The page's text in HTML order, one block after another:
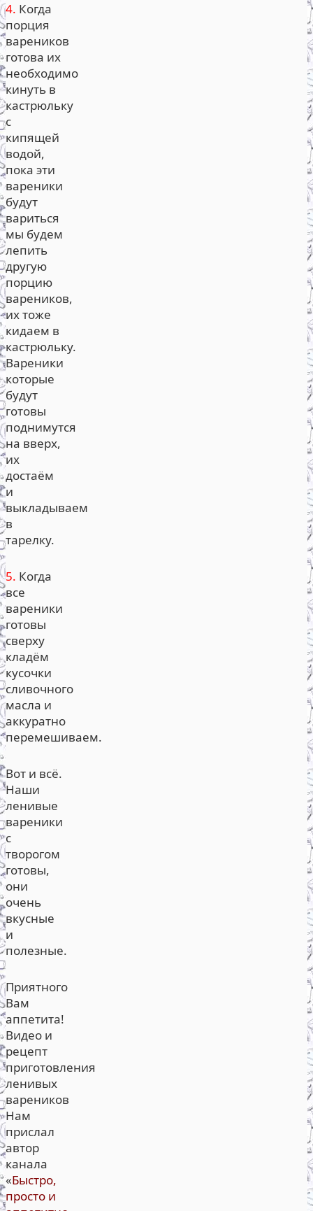
4. Когда
порция
вареников
готова их
необходимо
кинуть в
кастрюльку
с
кипящей
водой,
пока эти
вареники
будут
вариться
мы будем
лепить
другую
порцию
вареников,
их тоже
кидаем в
кастрюльку.
Вареники
которые
будут
готовы
поднимутся
на вверх,
их
достаём
и
выкладываем
в
тарелку.
5. Когда
все
вареники
готовы
сверху
кладём
кусочки
сливочного
масла и
аккуратно
перемешиваем.
Вот и всё.
Наши
ленивые
вареники
с
творогом
готовы,
они
очень
вкусные
и
полезные.
Приятного
Вам
аппетита!
Видео и
рецепт
приготовления
ленивых
вареников
Нам
прислал
автор
канала
«Быстро,
просто и